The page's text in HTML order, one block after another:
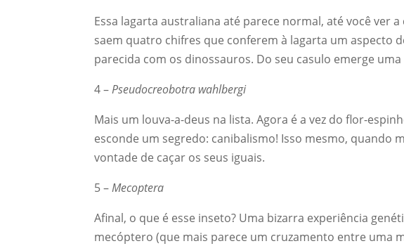
Essa lagarta australiana até parece normal, até você ver
saem quatro chifres que conferem à lagarta um aspecto
parecida com os dinossauros. Do seu casulo emerge
4 –Pseudocreobotra wahlbergi
Mais um louva-a-deus na lista. Agora é a vez do flor-
esconde um segredo: canibalismo! Isso mesmo, quando
vontade de caçar os seus iguais.
5 –Mecoptera
Afinal, o que é esse inseto? Uma bizarra experiência
mecóptero (que mais parece um cruzamento entre uma